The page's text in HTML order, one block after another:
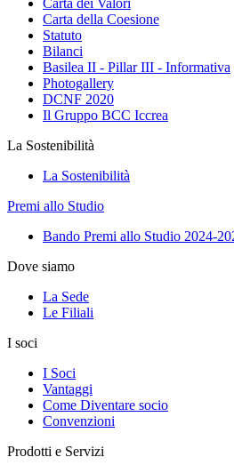
Carta dei Valori
Carta della Coesione
Statuto
Bilanci
Basilea II - Pillar III - Informativa
Photogallery
DCNF 2020
Il Gruppo BCC Iccrea
La Sostenibilità
La Sostenibilità
Premi allo Studio
Bando Premi allo Studio 2024-
Dove siamo
La Sede
Le Filiali
I soci
I Soci
Vantaggi
Come Diventare socio
Convenzioni
Prodotti e Servizi